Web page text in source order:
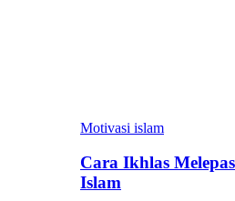
Motivasi islam
Cara Ikhlas
Islam